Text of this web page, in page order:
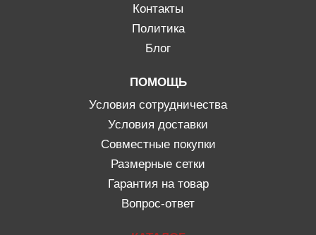
Контакты
Политика
Блог
ПОМОЩЬ
Условия сотрудничества
Условия доставки
Совместные покупки
Размерные сетки
Гарантия на товар
Вопрос-ответ